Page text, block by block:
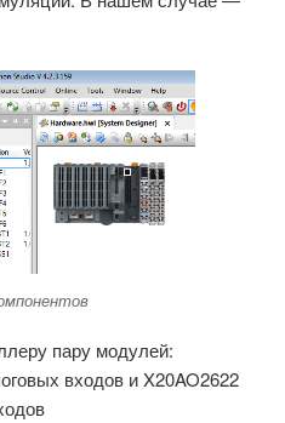
пару модулей:
входов и X20AO2622